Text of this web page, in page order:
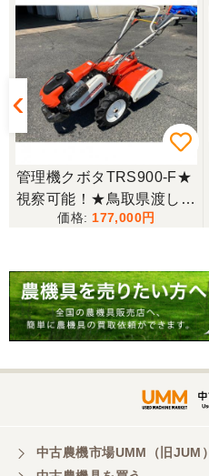
管理機クボタTRS900-F★
視察可能！★鳥取県渡し
クボタ 管理機 TRS900-F
現状渡し【P11485814】
177,000
中古農機市場UMM（旧JUM）